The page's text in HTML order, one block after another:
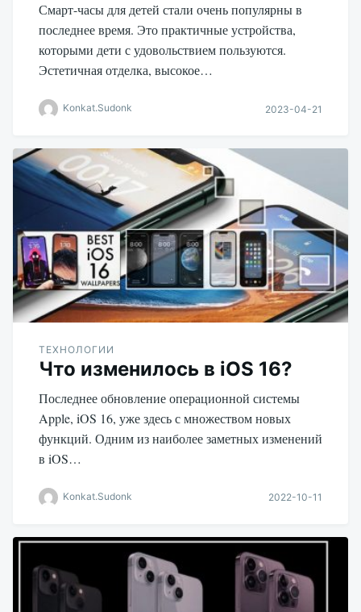
Смарт-часы для детей стали очень популярны в
последнее время. Это практичные устройства,
которыми дети с удовольствием пользуются.
Эстетичная отделка, высокое…
Konkat.Sudonk 2023-04-21
ТЕХНОЛОГИИ
Что изменилось в iOS 16?
Последнее обновление операционной системы
Apple, iOS 16, уже здесь с множеством новых
функций. Одним из наиболее заметных изменений
в iOS…
Konkat.Sudonk 2022-10-11